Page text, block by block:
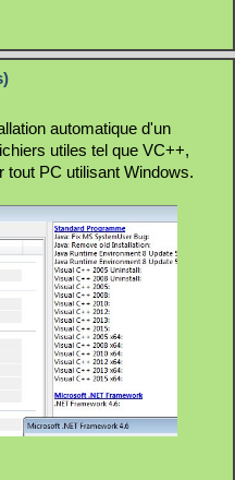
automatique d'un
utiles tel que VC++,
tout PC utilisant Windows.